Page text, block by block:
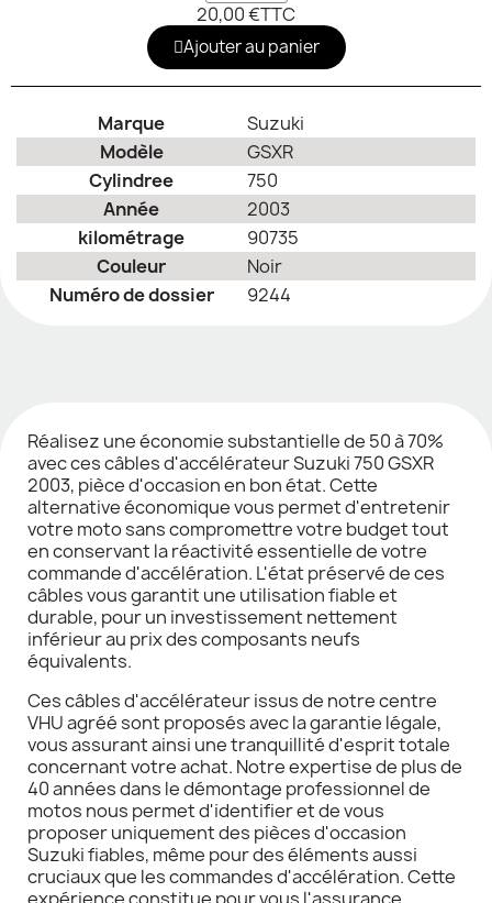
20,00 €TTC
Ajouter au panier
Marque
Suzuki
Modèle
GSXR
Cylindree
750
Année
2003
kilométrage
90735
Couleur
Noir
Numéro de dossier
9244
Réalisez une économie substantielle de 50 à 70%
avec ces câbles d'accélérateur Suzuki 750 GSXR
2003, pièce d'occasion en bon état. Cette
alternative économique vous permet d'entretenir
votre moto sans compromettre votre budget tout
en conservant la réactivité essentielle de votre
commande d'accélération. L'état préservé de ces
câbles vous garantit une utilisation fiable et
durable, pour un investissement nettement
inférieur au prix des composants neufs
équivalents.
Ces câbles d'accélérateur issus de notre centre
VHU agréé sont proposés avec la garantie légale,
vous assurant ainsi une tranquillité d'esprit totale
concernant votre achat. Notre expertise de plus de
40 années dans le démontage professionnel de
motos nous permet d'identifier et de vous
proposer uniquement des pièces d'occasion
Suzuki fiables, même pour des éléments aussi
cruciaux que les commandes d'accélération. Cette
expérience constitue pour vous l'assurance